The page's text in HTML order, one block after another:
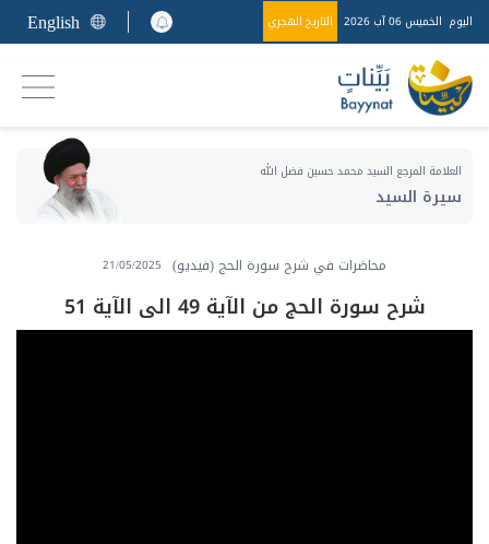
اليوم الخميس 06 آب 2026 التاريخ الهجري English
العلامة المرجع السيد محمد حسين فضل الله
سيرة السيد
محاضرات في شرح سورة الحج (فيديو) 21/05/2025
شرح سورة الحج من الآية 49 الى الآية 51